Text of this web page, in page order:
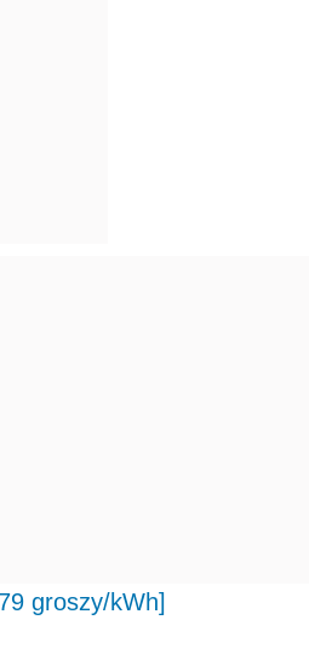
groszy/kWh]